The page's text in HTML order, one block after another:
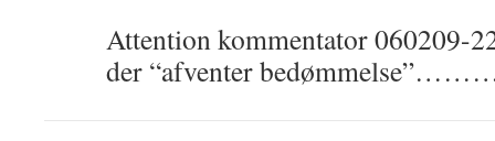
Attention kommentator 060209-
der “afventer